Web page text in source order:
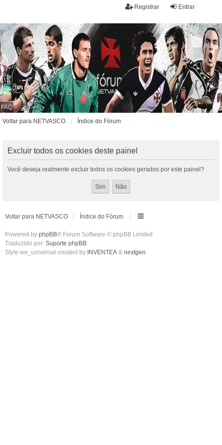
Entrar
Registrar
FAQ
Voltar para NETVASCO
Índice do Fórum
Excluir todos os cookies deste painel
Você deseja realmente excluir todos os cookies gerados por este painel?
Voltar para NETVASCO Índice do Fórum
Powered by phpBB® Forum Software © phpBB Limited
Traduzido por: Suporte phpBB
Style we_universal created by INVENTEA & nextgen